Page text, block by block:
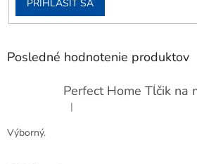
PRIHLÁSIŤ SA
Posledné hodnotenie produktov
Hodnotenie produktu je 5 z 5
|
Výborný.